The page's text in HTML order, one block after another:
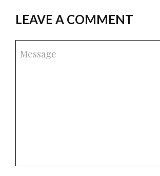
LEAVE A COMMENT